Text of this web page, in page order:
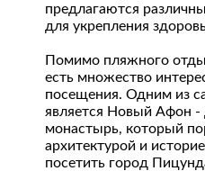
предлагаются
для укрепления
Помимо пляжного
есть множество
посещения. Одним из
является Новый Афон -
монастырь, который
архитектурой и
посетить город